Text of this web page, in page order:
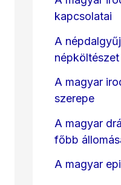
kapcsolatai
A
népköltészet
A magyar
szerepe
A magyar
főbb
A magyar